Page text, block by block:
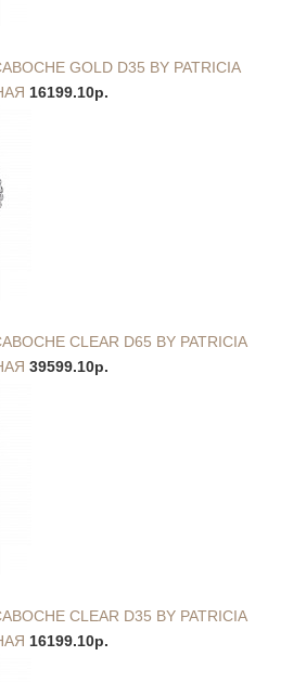
GOLD D35 BY PATRICIA
16199.10р.
CLEAR D65 BY PATRICIA
39599.10р.
CLEAR D35 BY PATRICIA
16199.10р.